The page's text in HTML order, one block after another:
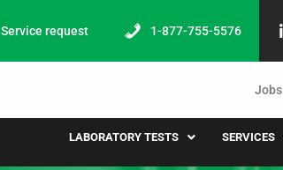
Service request 1-877-755-5576
Jobs
LABORATORY TESTS SERVICES